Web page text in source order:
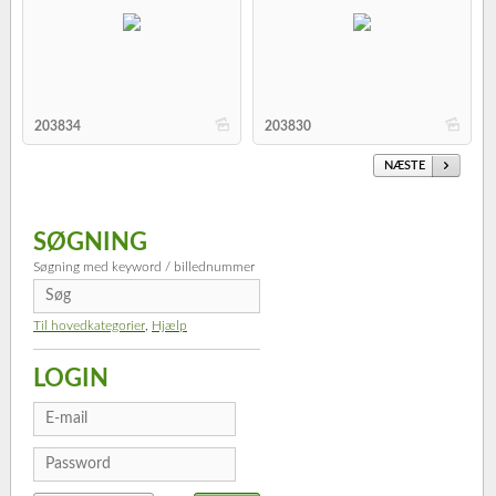
b
203834 b
203830
NÆSTE
SØGNING
Søgning med keyword / billednummer
Til hovedkategorier Hjælp
LOGIN